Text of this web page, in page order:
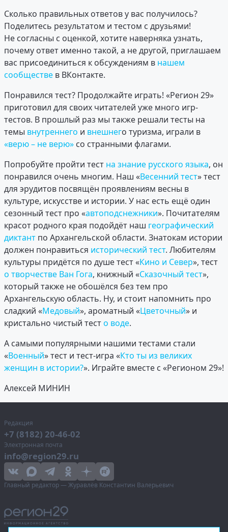
Сколько правильных ответов у вас получилось?
Поделитесь результатом и тестом с друзьями!
Не согласны с оценкой, хотите наверняка узнать,
почему ответ именно такой, а не другой, приглашаем
вас присоединиться к обсуждениям в нашем
сообществе в ВКонтакте.
Понравился тест? Продолжайте играть! «Регион 29»
приготовил для своих читателей уже много игр-
тестов. В прошлый раз мы также решали тесты на
темы внутреннего и внешнего туризма, играли в
«верю – не верю» со странными флагами.
Попробуйте пройти тест на знание русского языка, он
понравился очень многим. Наш «Весенний тест» тест
для эрудитов посвящён проявлениям весны в
культуре, искусстве и истории. У нас есть ещё один
сезонный тест про «автоподснежники». Почитателям
красот родного края подойдёт наш географический
диктант по Архангельской области. Знатокам истории
должен понравиться исторический тест. Любителям
культуры придётся по душе тест «Кино и Север», тест
о творчестве Ван Гога, книжный «Сказочный тест»,
который также не обошёлся без тем про
Архангельскую область. Ну, и стоит напомнить про
сладкий «Медовый», ароматный «Цветочный» и
кристально чистый тесто воде.
А самыми популярными нашими тестами стали
«Военный» тест и тест-игра «Кто ты из великих
женщин в истории?». Играйте вместе с «Регионом 29»!
Алексей МИНИН
Редакция
+7 (8182) 20-46-02
Электронная почта
info@region29.ru
Главный редактор — Журавлёв Константин Валерьевич